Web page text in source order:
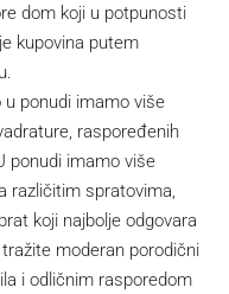
dom koji u potpunosti
kupovina putem
ponudi imamo više
raspoređenih
ponudi imamo više
različitim spratovima,
koji najbolje odgovara
moderan porodični
i odličnim rasporedom